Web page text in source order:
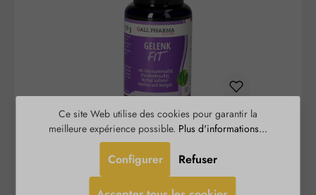
Articulation-Fit Gélules
Gelenk-Fit Kapseln est un complément alimentaire
composé d'une combinaison sélectionnée de
Ce site Web utilise des cookies pour garantir la
meilleure expérience possible. Plus d'informations...
Refuser
Configurer